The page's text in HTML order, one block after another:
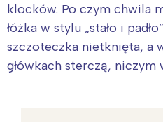
klocków. Po czym chwila
łóżka w stylu „stało i
szczoteczka nietknięta, a
główkach sterczą, niczym